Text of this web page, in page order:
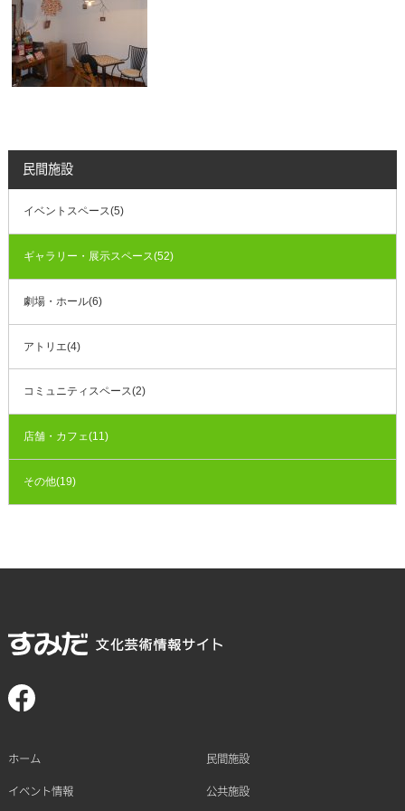
民間施設
イベントスペース(5)
ギャラリー・展示スペース(52)
劇場・ホール(6)
アトリエ(4)
コミュニティスペース(2)
店舗・カフェ(11)
その他(19)
ホーム
イベント情報
民間施設
公共施設